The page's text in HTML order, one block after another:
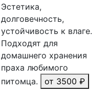
Эстетика,
долговечность,
устойчивость к влаге.
Подходят для
домашнего хранения
праха любимого
питомца.
от 3500 ₽